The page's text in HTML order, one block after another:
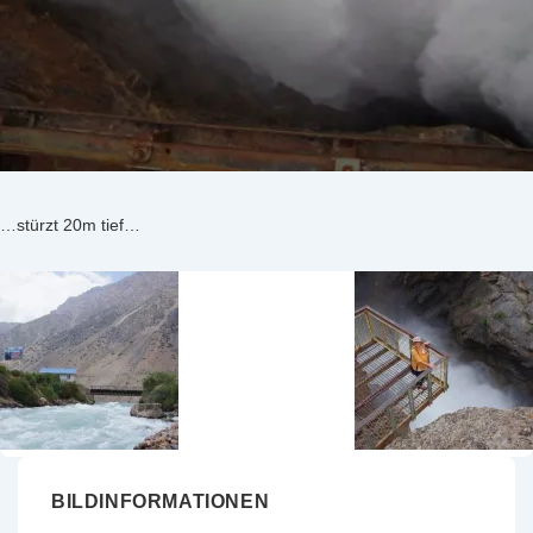
…stürzt 20m tief…
BILDINFORMATIONEN